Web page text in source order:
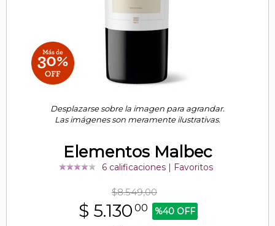
Desplazarse sobre la imagen para agrandar.
Las imágenes son meramente ilustrativas.
Elementos Malbec
6 calificaciones| Favoritos
$8.549,00
$ 5.130 00 %40 OFF